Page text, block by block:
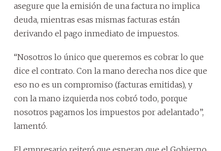
asegure que la emisión de una factura no implica
deuda, mientras esas mismas facturas están
derivando el pago inmediato de impuestos.
“Nosotros lo único que queremos es cobrar lo que
dice el contrato. Con la mano derecha nos dice que
eso no es un compromiso (facturas emitidas), y
con la mano izquierda nos cobró todo, porque
nosotros pagamos los impuestos por adelantado”,
lamentó.